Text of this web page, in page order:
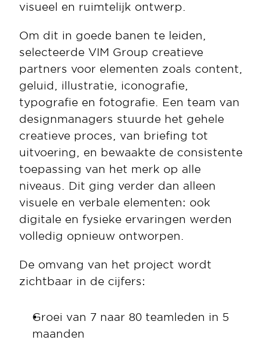
visueel en ruimtelijk ontwerp.
Om dit in goede banen te leiden,
selecteerde VIM Group creatieve
partners voor elementen zoals content,
geluid, illustratie, iconografie,
typografie en fotografie. Een team van
designmanagers stuurde het gehele
creatieve proces, van briefing tot
uitvoering, en bewaakte de consistente
toepassing van het merk op alle
niveaus. Dit ging verder dan alleen
visuele en verbale elementen: ook
digitale en fysieke ervaringen werden
volledig opnieuw ontworpen.
De omvang van het project wordt
zichtbaar in de cijfers:
Groei van 7 naar 80 teamleden in 5
maanden